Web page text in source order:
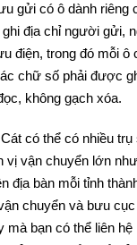
gửi có ô dành riêng
địa chỉ người gửi,
điện, trong đó mỗi ô
chữ số phải được
không gạch xóa.
có thể có nhiều
vị vận chuyển lớn
địa bàn mỗi tỉnh
chuyển và bưu
mà bạn có thể liên hệ